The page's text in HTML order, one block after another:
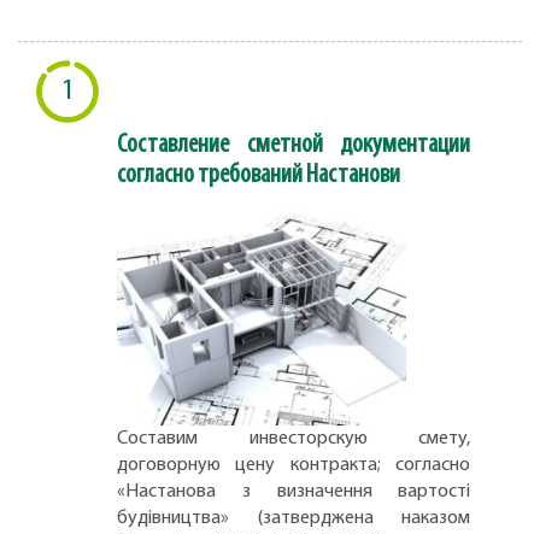
1
Составление сметной документации
согласно требований Настанови
Составим инвесторскую смету,
договорную цену контракта; согласно
«Настанова з визначення вартості
будівництва» (затверджена наказом